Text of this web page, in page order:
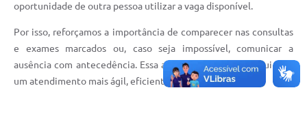
Links
Telefones Úteis
oportunidade de outra pessoa utilizar a vaga disponível.
Por isso, reforçamos a importância de comparecer nas consultas
e exames marcados ou, caso seja impossível, comunicar a
ausência com antecedência. Essa atitude simples contribui para
um atendimento mais ágil, eficiente e justo para todos.